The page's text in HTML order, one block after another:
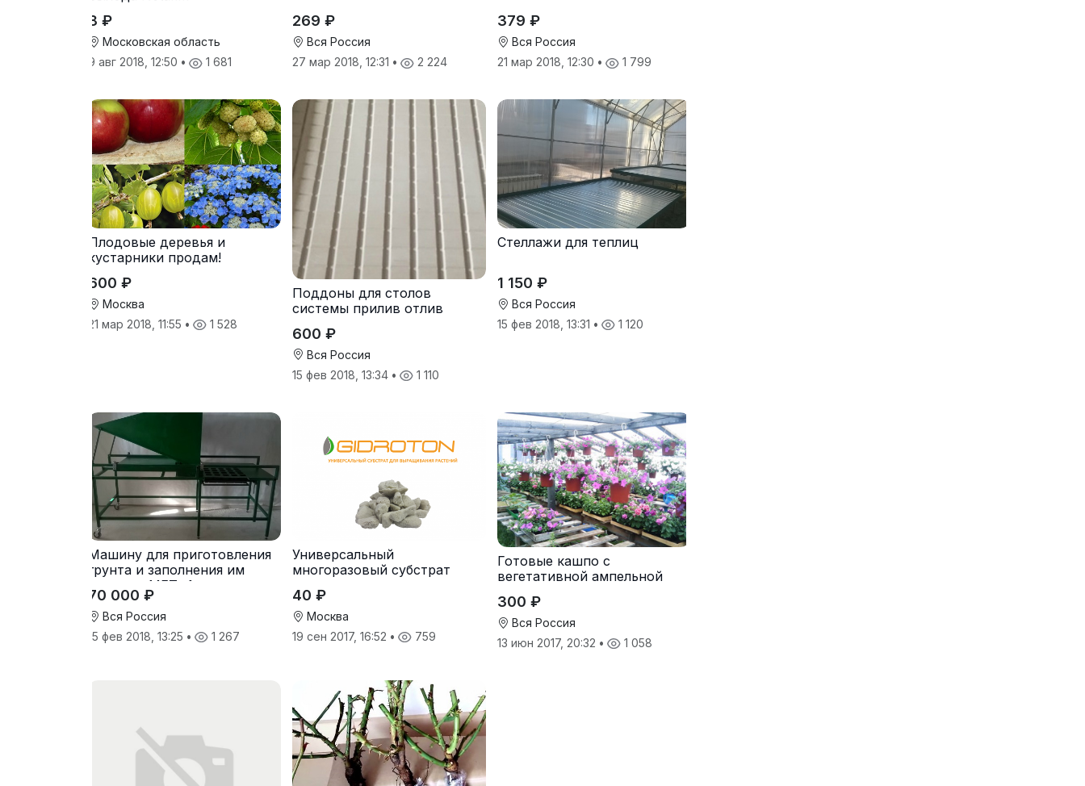
8 ₽
Московская область
9 авг 2018, 12:50 • 1 681
269 ₽
Вся Россия
27 мар 2018, 12:31 • 2 224
379 ₽
Вся Россия
21 мар 2018, 12:30 • 1 799
Плодовые деревья и
кустарники продам!
600 ₽
Москва
21 мар 2018, 11:55 • 1 528
Поддоны для столов
системы прилив отлив
600 ₽
Вся Россия
15 фев 2018, 13:34 • 1 110
Стеллажи для теплиц
1 150 ₽
Вся Россия
15 фев 2018, 13:31 • 1 120
Машину для приготовления
грунта и заполнения им
горшков МГТ -1
70 000 ₽
Вся Россия
15 фев 2018, 13:25 • 1 267
Универсальный
многоразовый субстрат
40 ₽
Москва
19 сен 2017, 16:52 • 759
Готовые кашпо с
вегетативной ампельной
300 ₽
Вся Россия
13 июн 2017, 20:32 • 1 058